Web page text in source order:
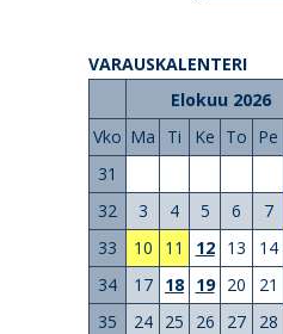
VARAUSKALENTERI
Elokuu 2026
Vko Ma Ti Ke To Pe
31
32
3 4 5 6 7
33
10 11 12 13 14
34
17 18 19 20 21
35
24 25 26 27 28